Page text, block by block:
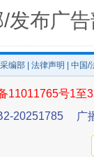
发布广
编部 法律声明 | 中国
11011765号1至
20251785
广